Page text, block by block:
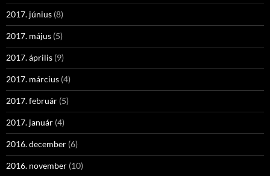
2017. június (8)
2017. május (5)
2017. április (9)
2017. március (4)
2017. február (5)
2017. január (4)
2016. december (6)
2016. november (10)